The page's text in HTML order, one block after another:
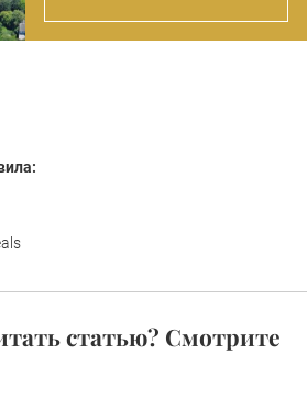
статью? Смотрите